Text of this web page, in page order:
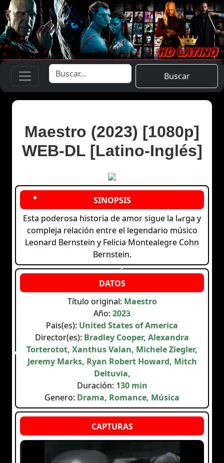
Buscar
Maestro (2023) [1080p]
WEB-DL [Latino-Inglés]
Esta poderosa historia de amor sigue la larga y
compleja relación entre el legendario músico
Leonard Bernstein y Felicia Montealegre Cohn
Bernstein.
Título original: Maestro
Año: 2023
Pais(es): United States of America
Director(es): Bradley Cooper, Alexandra
Torterotot, Xanthus Valan, Michele Ziegler,
Jeremy Marks, Ryan Robert Howard, Mitch
Deltuvia,
Duración: 130 min
Genero: Drama, Romance, Música